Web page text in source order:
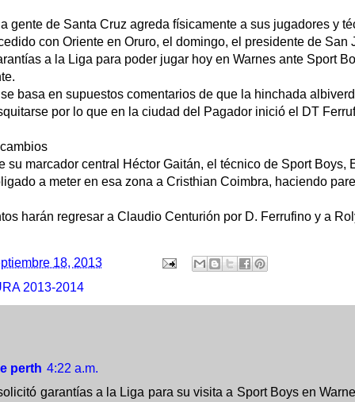
gente de Santa Cruz agreda físicamente a sus jugadores y
con Oriente en Oruro, el domingo, el presidente de San
a la Liga para poder jugar hoy en Warnes ante Sport
basa en supuestos comentarios de que la hinchada
por lo que en la ciudad del Pagador inició el DT
su marcador central Héctor Gaitán, el técnico de Sport Boys,
a meter en esa zona a Cristhian Coimbra, haciendo
harán regresar a Claudio Centurión por D. Ferrufino y a
18, 2013
2013-2014
perth 4:22 a.m.
garantías a la Liga para su visita a Sport Boys en